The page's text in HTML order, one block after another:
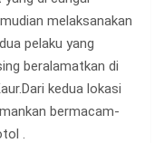
melaksanakan
pelaku yang
beralamatkan di
kedua lokasi
bermacam-
.